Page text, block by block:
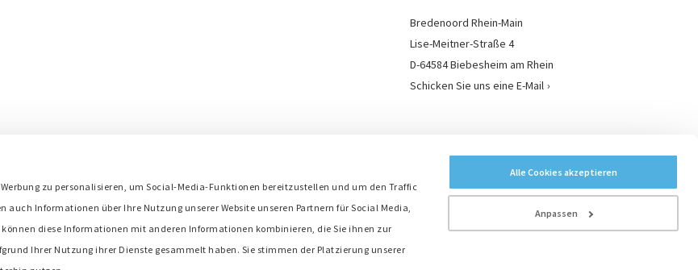
zu personalisieren, um Social-Media-Funktionen bereitzustellen und um den Traffic
auch Informationen über Ihre Nutzung unserer Website unseren Partnern für Social Media,
können diese Informationen mit anderen Informationen kombinieren, die Sie ihnen zur
Ihrer Nutzung ihrer Dienste gesammelt haben. Sie stimmen der Platzierung unserer
Alle Cookies akzeptieren
Anpassen
Bredenoord Rhein-Main
Lise-Meitner-Straße 4
D-64584 Biebesheim am Rhein
Schicken Sie uns eine E-Mail
Bredenoord ist Mitglied in: